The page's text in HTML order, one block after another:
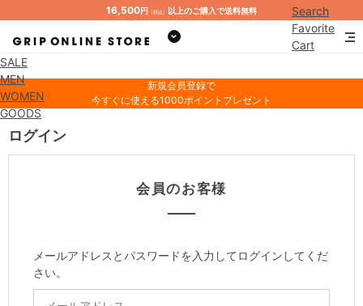
16,500円 （税込） 以上のご購入で送料無料
Search
Favorite
Cart
SALE
MEN
WOMEN
GOODS
新規会員登録で
今すぐに使える1000ポイントプレゼント
ログイン
会員のお客様
メールアドレスとパスワードを入力してログインしてくだ
さい。